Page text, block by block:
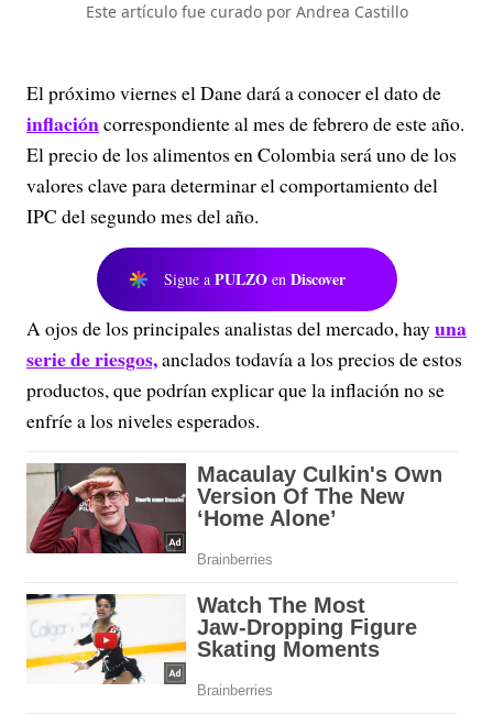
Este artículo fue curado por Andrea Castillo
El próximo viernes el Dane dará a conocer el dato de
inflacióncorrespondiente al mes de febrero de este año.
El precio de los alimentos en Colombia será uno de los
valores clave para determinar el comportamiento del
IPC del segundo mes del año.
Sigue a PULZO en Discover
A ojos de los principales analistas del mercado, hayuna
serie de riesgos,anclados todavía a los precios de estos
productos, que podrían explicar que la inflación no se
enfríe a los niveles esperados.